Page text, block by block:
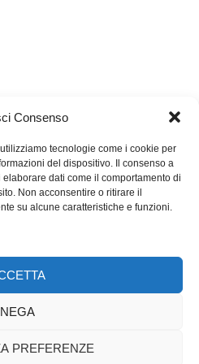
Consenso
tecnologie come i cookie per
del dispositivo. Il consenso a
dati come il comportamento di
Non acconsentire o ritirare il
su alcune caratteristiche e funzioni.
NEGA
PREFERENZE